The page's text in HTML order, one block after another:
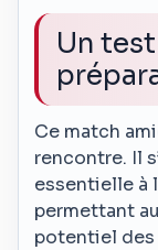
Un
Ce match
rencontre. Il
essentielle à
permettant
potentiel des